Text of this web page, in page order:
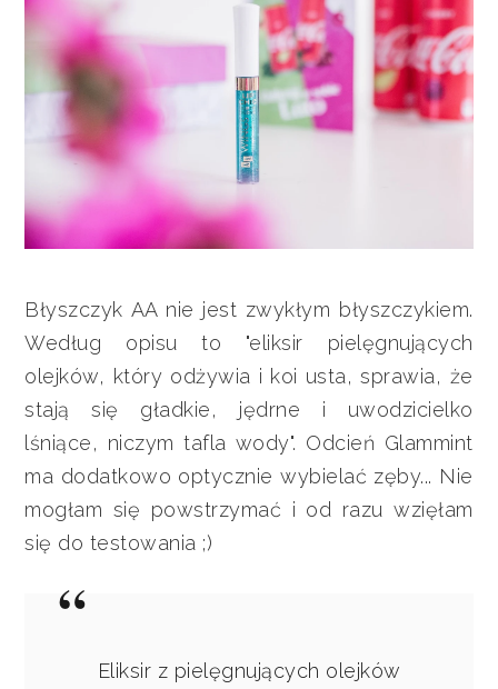
Błyszczyk AA nie jest zwykłym błyszczykiem.
Według opisu to "eliksir pielęgnujących
olejków, który odżywia i koi usta, sprawia, że
stają się gładkie, jędrne i uwodzicielko
lśniące, niczym tafla wody". Odcień Glammint
ma dodatkowo optycznie wybielać zęby... Nie
mogłam się powstrzymać i od razu wzięłam
się do testowania ;)
Eliksir z pielęgnujących olejków